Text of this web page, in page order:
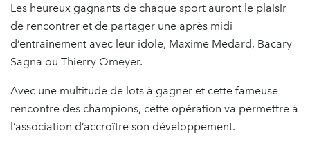
Les heureux gagnants de chaque sport auront le plaisir
de rencontrer et de partager une après midi
d’entraînement avec leur idole, Maxime Medard, Bacary
Sagna ou Thierry Omeyer.
Avec une multitude de lots à gagner et cette fameuse
rencontre des champions, cette opération va permettre à
l’association d’accroître son développement.